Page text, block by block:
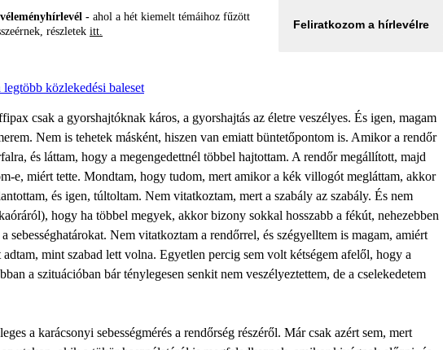
- ahol a hét kiemelt témáihoz fűzött
részletek itt.
Feliratkozom a hírlevélre
közlekedési baleset
csak a gyorshajtóknak káros, a gyorshajtás az életre veszélyes. És igen, magam
Nem is tehetek másként, hiszen van emiatt büntetőpontom is. Amikor a rendőr
és láttam, hogy a megengedettnél többel hajtottam. A rendőr megállított, majd
e, miért tette. Mondtam, hogy tudom, mert amikor a kék villogót megláttam, akkor
és igen, túltoltam. Nem vitatkoztam, mert a szabály az szabály. És nem
hogy ha többel megyek, akkor bizony sokkal hosszabb a fékút, nehezebben
sebességhatárokat. Nem vitatkoztam a rendőrrel, és szégyelltem is magam, amiért
mint szabad lett volna. Egyetlen percig sem volt kétségem afelől, hogy a
a szituációban bár ténylegesen senkit nem veszélyeztettem, de a cselekedetem
a karácsonyi sebességmérés a rendőrség részéről. Már csak azért sem, mert